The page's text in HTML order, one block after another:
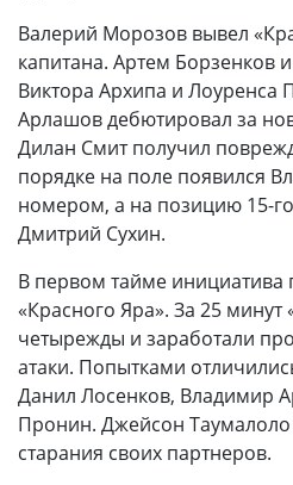
Валерий Морозов вывел
капитана. Артем Борзенков
Виктора Архипа и Лоуренса
Арлашов дебютировал за
Дилан Смит получил
порядке на поле появился
номером, а на позицию 15-
Дмитрий Сухин.
В первом тайме инициатива
«Красного Яра». За 25 минут
четырежды и заработали
атаки. Попытками
Данил Лосенков, Владимир
Пронин. Джейсон Таумалоло
старания своих партнеров.